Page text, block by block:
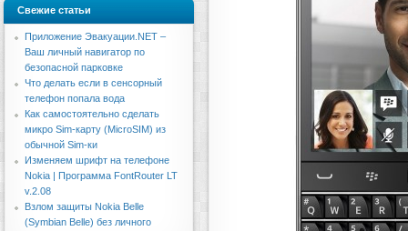
Свежие статьи
Приложение Эвакуации.NET –
Ваш личный навигатор по
безопасной парковке
Что делать если в сенсорный
телефон попала вода
Как самостоятельно сделать
микро Sim-карту (MicroSIM) из
обычной Sim-ки
Изменяем шрифт на телефоне
Nokia | Программа FontRouter LT
v.2.08
Взлом защиты Nokia Belle
(Symbian Belle) без личного